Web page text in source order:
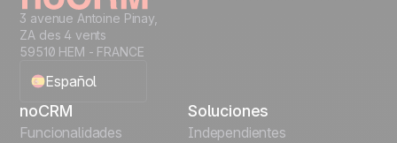
3 avenue Antoine Pinay,
ZA des 4 vents
59510 HEM - FRANCE
Español
English
noCRM
Funcionalidades
Soluciones
Independientes